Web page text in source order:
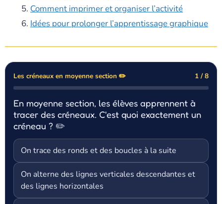
Comment imprimer et organiser l’activité
Idées pour prolonger l’apprentissage graphique
Les créneaux en moyenne section ✏️ 1 / 8
En moyenne section, les élèves apprennent à
tracer des créneaux. C'est quoi exactement un
créneau ? ✏️
On trace des ronds et des boucles à la suite
On alterne des lignes verticales descendantes et
des lignes horizontales